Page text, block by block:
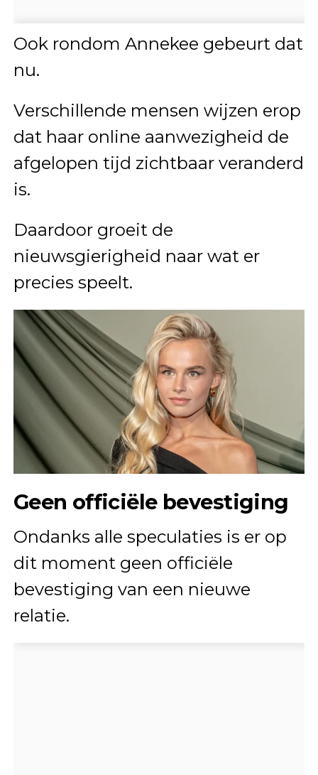
Ook rondom Annekee gebeurt dat
nu.
Verschillende mensen wijzen erop
dat haar online aanwezigheid de
afgelopen tijd zichtbaar veranderd
is.
Daardoor groeit de
nieuwsgierigheid naar wat er
precies speelt.
Geen officiële bevestiging
Ondanks alle speculaties is er op
dit moment geen officiële
bevestiging van een nieuwe
relatie.